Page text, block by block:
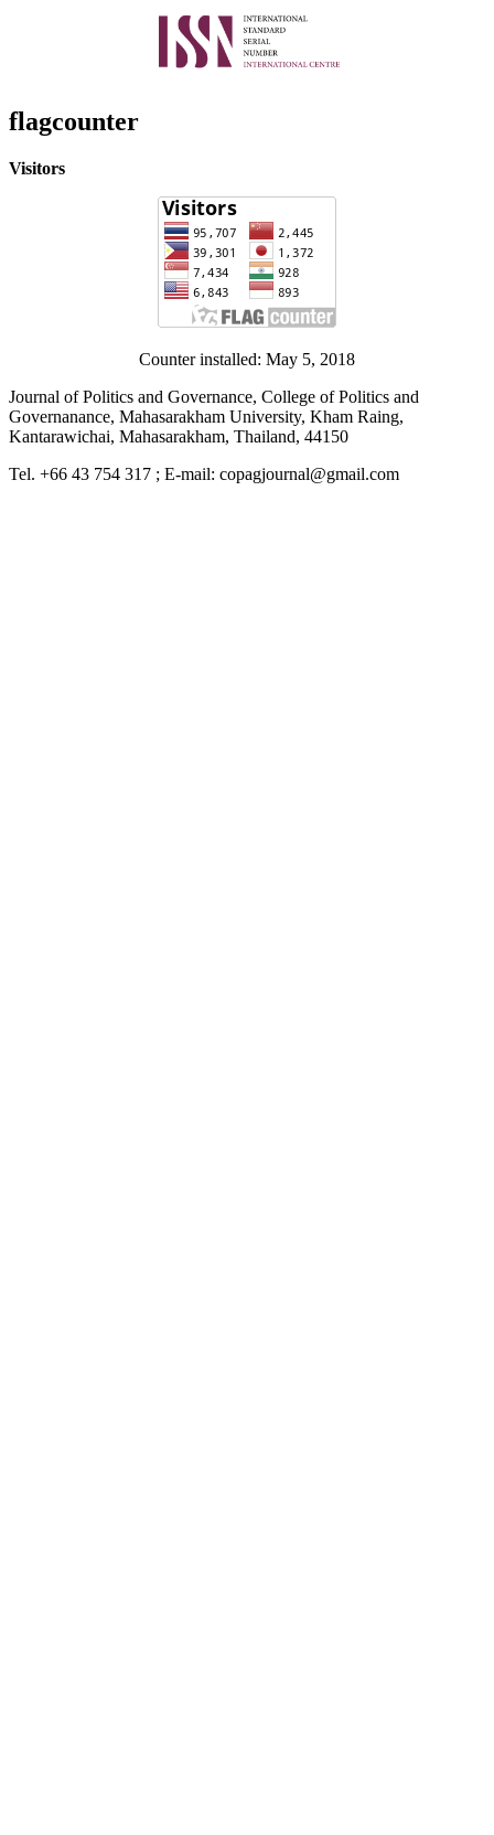
flagcounter
Visitors
Counter installed: May 5, 2018
Journal of Politics and Governance, College of Politics and
Governanance, Mahasarakham University, Kham Raing,
Kantarawichai, Mahasarakham, Thailand, 44150
Tel. +66 43 754 317 ; E-mail: copagjournal@gmail.com